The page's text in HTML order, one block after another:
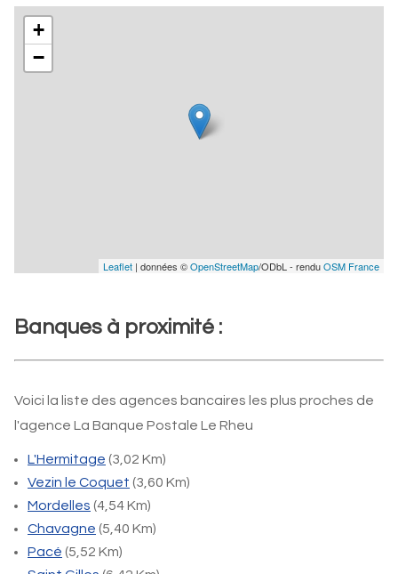
+
−
Leaflet | données ©OpenStreetMap/ODbL - renduOSM France
Banques à proximité :
Voici la liste des agences bancaires les plus proches de
l'agence La Banque Postale Le Rheu
L'Hermitage (3,02 Km)
Vezin le Coquet (3,60 Km)
Mordelles (4,54 Km)
Chavagne (5,40 Km)
Pacé (5,52 Km)